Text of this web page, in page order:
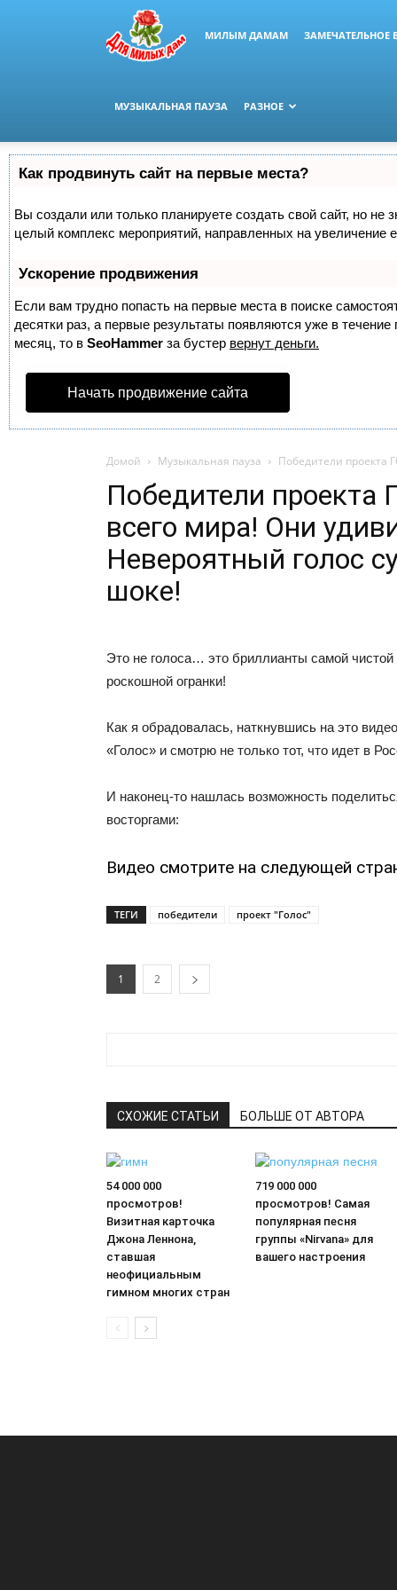
МИЛЫМ ДАМАМ ЗАМЕЧАТЕЛЬНОЕ
МУЗЫКАЛЬНАЯ ПАУЗА РАЗНОЕ
Как продвинуть сайт на первые места?
Вы создали или только планируете создать свой сайт, но не
целый комплекс мероприятий, направленных на увеличение
Ускорение продвижения
Если вам трудно попасть на первые места в поиске
десятки раз, а первые результаты появляются уже в
месяц, то в SeoHammer за бустер вернут деньги.
Начать продвижение сайта
Домой Музыкальная пауза Победители проекта
Победители проекта
всего мира! Они
Невероятный голос
шоке!
Это не голоса… это бриллианты самой
роскошной огранки!
Как я обрадовалась, наткнувшись на это
«Голос» и смотрю не только тот, что идет в
И наконец-то нашлась возможность
восторгами:
Видео смотрите на следующей
ТЕГИ победители проект "Голос"
1 2
СХОЖИЕ СТАТЬИ БОЛЬШЕ ОТ АВТОРА
54 000 000
просмотров!
Визитная карточка
Джона Леннона,
ставшая
неофициальным
гимном многих стран
719 000 000
просмотров! Самая
популярная песня
группы «Nirvana» для
вашего настроения